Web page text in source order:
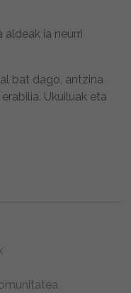
aldeak ia neurri
bat dago, antzina
Ukuiluak eta